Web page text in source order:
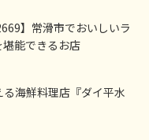
】常滑市でおいしいラ
能できるお店
海鮮料理店『ダイ平水